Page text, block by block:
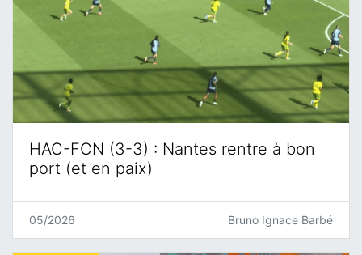
HAC-FCN (3-3) : Nantes rentre à bon
port (et en paix)
05/2026 Bruno Ignace Barbé